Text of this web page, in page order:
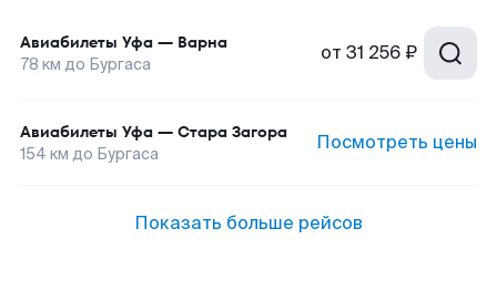
Авиабилеты Уфа — Варна
78 км до Бургаса от 31 256 ₽
Авиабилеты Уфа — Стара Загора
154 км до Бургаса Посмотреть цены
Показать больше рейсов